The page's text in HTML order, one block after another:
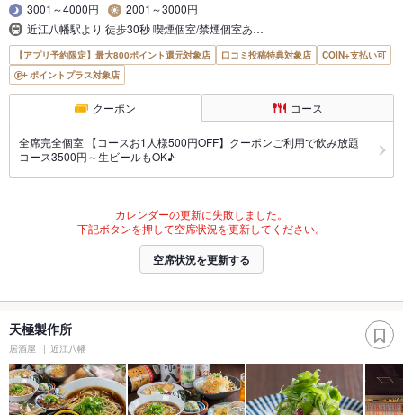
3001～4000円
2001～3000円
近江八幡駅より 徒歩30秒 喫煙個室/禁煙個室あ…
【アプリ予約限定】最大800ポイント還元対象店 口コミ投稿特典対象店
COIN+支払い可
ポイントプラス対象店
クーポン コース
全席完全個室 【コースお1人様500円OFF】クーポンご利用で飲み放題
コース3500円～生ビールもOK♪
カレンダーの更新に失敗しました。
下記ボタンを押して空席状況を更新してください。
空席状況を更新する
天極製作所
居酒屋 近江八幡